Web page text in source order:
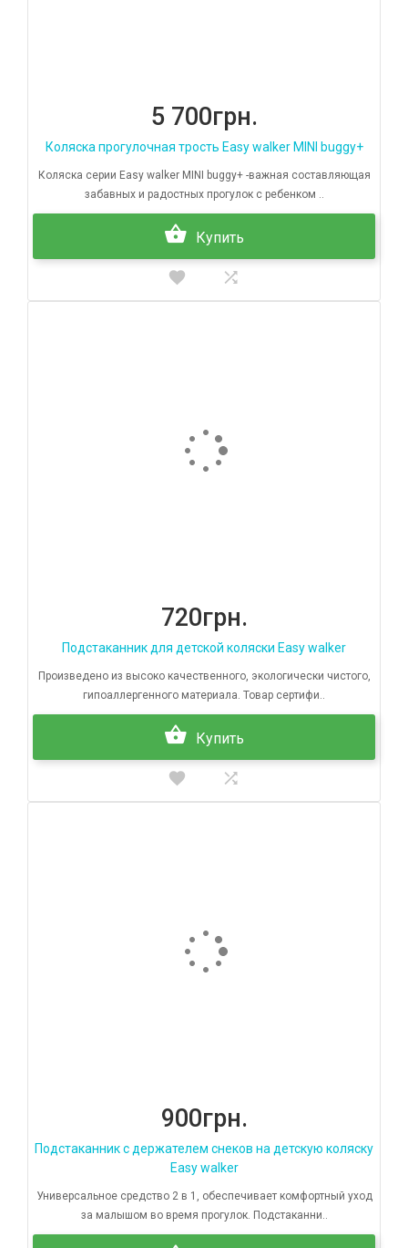
5 700грн.
Коляска прогулочная трость Easy walker MINI buggy+
Коляска серии Easy walker MINI buggy+ -важная составляющая
забавных и радостных прогулок с ребенком ..
Купить
720грн.
Подстаканник для детской коляски Easy walker
Произведено из высоко качественного, экологически чистого,
гипоаллергенного материала. Товар сертифи..
Купить
900грн.
Подстаканник с держателем снеков на детскую коляску
Easy walker
Универсальное средство 2 в 1, обеспечивает комфортный уход
за малышом во время прогулок. Подстаканни..